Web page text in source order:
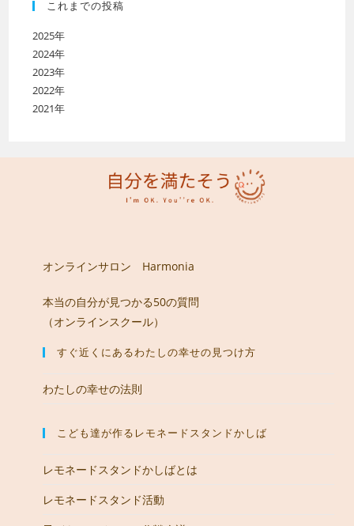
これまでの投稿
2025年
2024年
2023年
2022年
2021年
オンラインサロン Harmonia
本当の自分が見つかる50の質問
（オンラインスクール）
すぐ近くにあるわたしの幸せの見つけ方
わたしの幸せの法則
こども達が作るレモネードスタンドかしば
レモネードスタンドかしばとは
レモネードスタンド活動